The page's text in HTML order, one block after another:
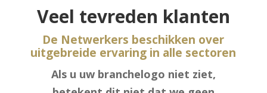
Veel tevreden klanten
De Netwerkers beschikken over
uitgebreide ervaring in alle sectoren
Als u uw branchelogo niet ziet,